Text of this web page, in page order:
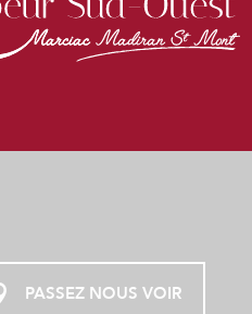
PASSEZ NOUS VOIR